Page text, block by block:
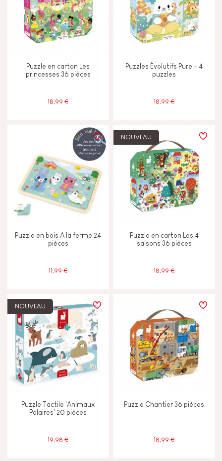
4-5 4 - 5 ans
Jouet certifié FSC®
Puzzle en carton Les
princesses 36 pièces
18,99 €
Puzzles Évolutifs Pure - 4
puzzles
18,99 €
Puzzle en bois A la ferme 24
pièces
11,99 €
NOUVEAU
Puzzle en carton Les 4
saisons 36 pièces
18,99 €
NOUVEAU
Puzzle Tactile 'Animaux
Polaires' 20 pièces
19,98 €
Puzzle Chantier 36 pièces
18,99 €